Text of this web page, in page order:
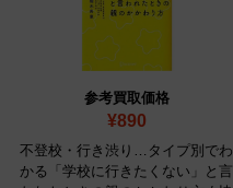
参考買取価格
¥890
不登校・行き渋り…タイプ別でわ
かる「学校に行きたくない」と言